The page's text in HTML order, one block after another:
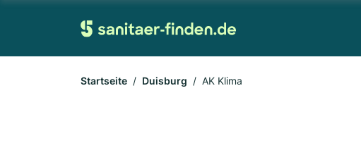
Startseite Duisburg AK Klima